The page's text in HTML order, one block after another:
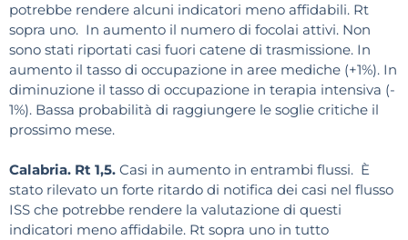
potrebbe rendere alcuni indicatori meno affidabili. Rt
sopra uno. In aumento il numero di focolai attivi. Non
sono stati riportati casi fuori catene di trasmissione. In
aumento il tasso di occupazione in aree mediche (+1%). In
diminuzione il tasso di occupazione in terapia intensiva (-
1%). Bassa probabilità di raggiungere le soglie critiche il
prossimo mese.
Calabria. Rt 1,5. Casi in aumento in entrambi flussi. È
stato rilevato un forte ritardo di notifica dei casi nel flusso
ISS che potrebbe rendere la valutazione di questi
indicatori meno affidabile. Rt sopra uno in tutto